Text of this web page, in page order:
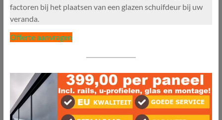
factoren bij het plaatsen van een glazen schuifdeur bij uw
veranda.
Offerte aanvragen